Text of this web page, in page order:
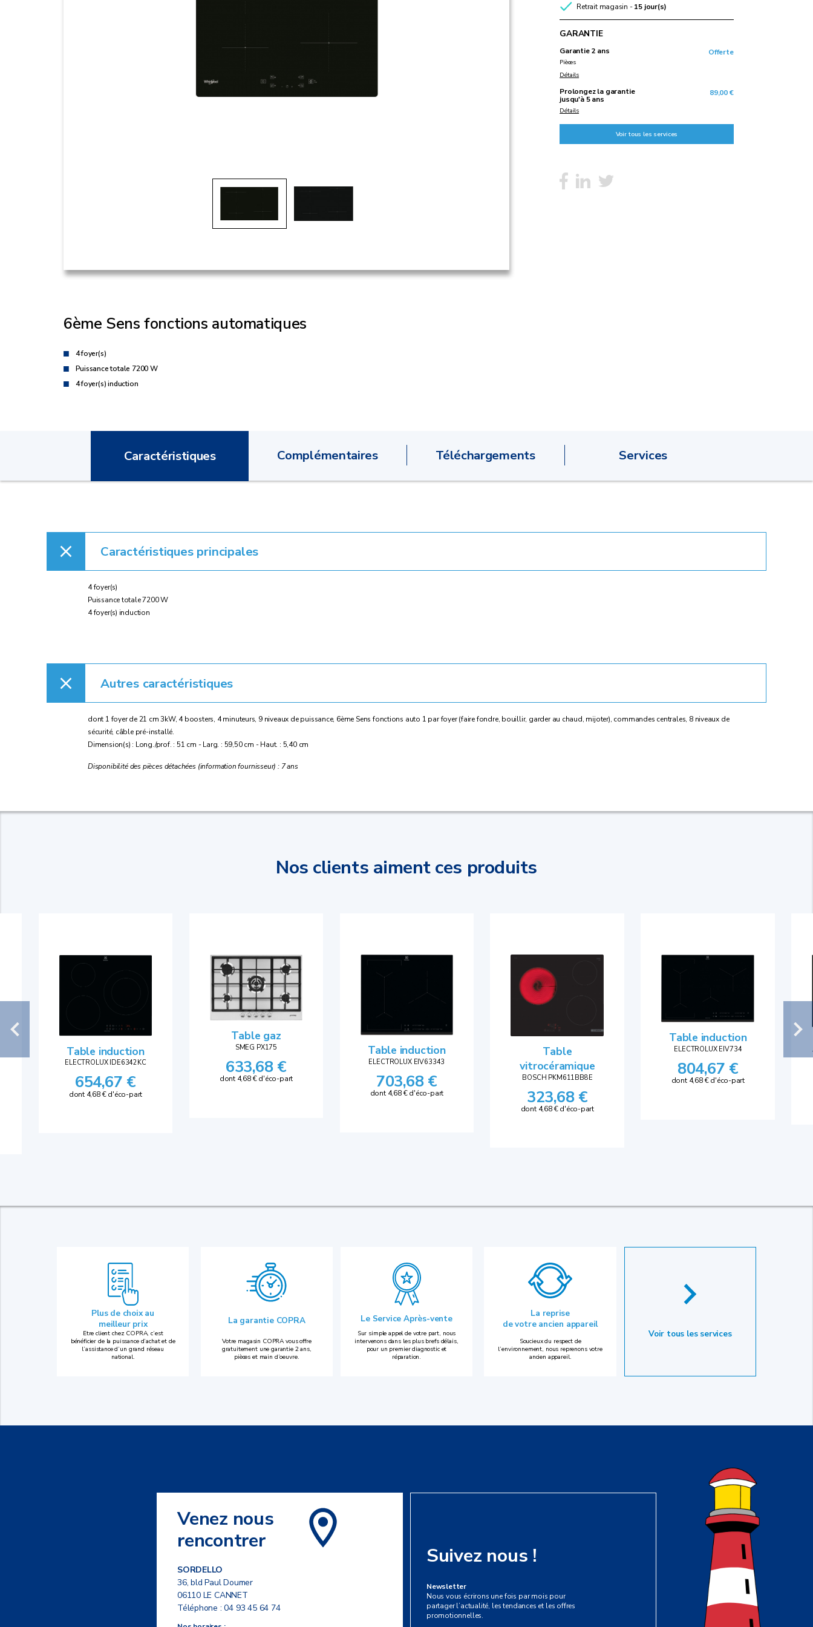
Retrait magasin -15 jour(s)
GARANTIE
Garantie 2 ans
Pièces
Détails
Offerte
Prolongez la garantie
jusqu'à 5 ans
Détails
89,00 €
Voir tous les services
6ème Sens fonctions automatiques
4 foyer(s)
Puissance totale 7200 W
4 foyer(s) induction
Caractéristiques Complémentaires Téléchargements Services
Caractéristiques principales
4 foyer(s)
Puissance totale 7200 W
4 foyer(s) induction
Autres caractéristiques
dont 1 foyer de 21 cm 3kW, 4 boosters, 4 minuteurs, 9 niveaux de puissance, 6ème Sens fonctions auto 1 par foyer (faire fondre, bouillir, garder au chaud, mijoter), commandes centrales, 8 niveaux de
sécurité, câble pré-installé.
Dimension(s) : Long./prof. : 51 cm - Larg. : 59,50 cm - Haut. : 5,40 cm
Disponibilité des pièces détachées (information fournisseur) : 7 ans
Nos clients aiment ces produits
Table induction
ELECTROLUX IDE6342KC
654,67 €
dont 4,68 € d'éco-part
Table gaz
SMEG PX175
633,68 €
dont 4,68 € d'éco-part
Table induction
ELECTROLUX EIV63343
703,68 €
dont 4,68 € d'éco-part
Table
vitrocéramique
BOSCH PKM611BB8E
323,68 €
dont 4,68 € d'éco-part
Table induction
ELECTROLUX EIV734
804,67 €
dont 4,68 € d'éco-part
Plus de choix au
meilleur prix
Etre client chez COPRA, c’est
bénéficier de la puissance d’achat et de
l’assistance d’un grand réseau
national.
La garantie COPRA
Votre magasin COPRA vous offre
gratuitement une garantie 2 ans,
pièces et main d’oeuvre.
Le Service Après-vente
Sur simple appel de votre part, nous
intervenons dans les plus brefs délais,
pour un premier diagnostic et
réparation.
La reprise
de votre ancien appareil
Soucieux du respect de
l’environnement, nous reprenons votre
ancien appareil.
Voir tous les services
Venez nous
rencontrer
SORDELLO
36, bld Paul Doumer
06110 LE CANNET
Téléphone :04 93 45 64 74
Suivez nous !
Newsletter
Nous vous écrirons une fois par mois pour
partager l’actualité, les tendances et les offres
promotionnelles.